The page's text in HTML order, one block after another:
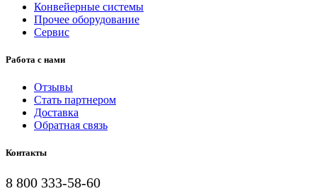
Конвейерные системы
Прочее оборудование
Сервис
Работа с нами
Отзывы
Стать партнером
Доставка
Обратная связь
Контакты
8 800 333-58-60